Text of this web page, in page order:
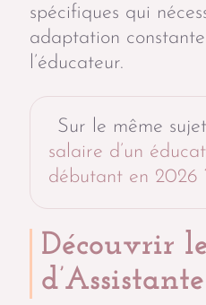
spécifiques qui
adaptation
l’éducateur.
Sur le même
salaire d’un
débutant en 2026
Découvrir